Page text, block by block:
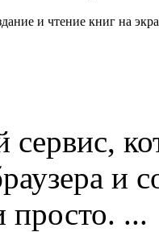
и
просто. ...